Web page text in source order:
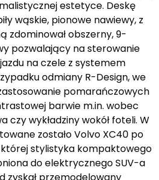
estetyce. Deskę
wąskie, pionowe nawiewy, z
zdominował obszerny, 9-
pozwalający na sterowanie
na czele z systemem
odmiany R-Design, we
pomarańczowych
barwie m.in. wobec
czy wykładziny wokół foteli. W
zostało Volvo XC40 po
stylistyka kompaktowego
do elektrycznego SUV-a